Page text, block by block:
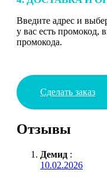
Введите адрес и
у вас есть промокод,
промокода.
Сделать заказ
Отзывы
Демид :
10.02.2026